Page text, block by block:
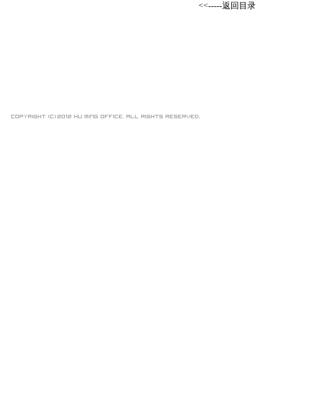
<<-----返回目录